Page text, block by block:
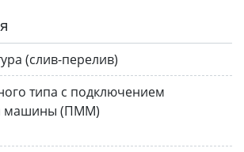
(слив-перелив)
типа с подключением
машины (ПММ)